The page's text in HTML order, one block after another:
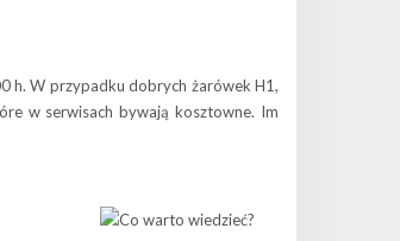
h. W przypadku dobrych żarówek H1,
w serwisach bywają kosztowne. Im